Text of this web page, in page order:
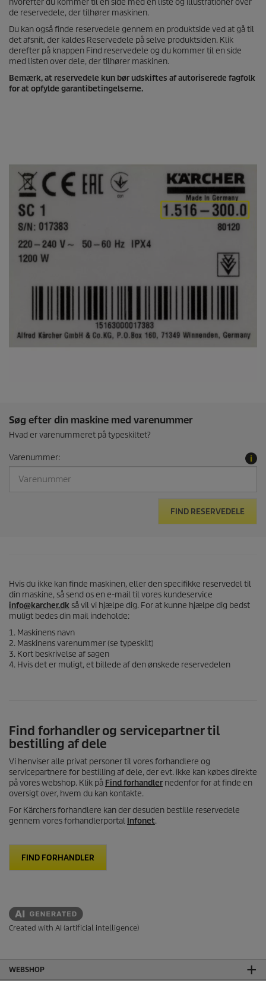
hvorefter du kommer til en side med en liste og illustrationer over
de reservedele, der tilhører maskinen.
Du kan også finde reservedele gennem en produktside ved at gå til
det afsnit, der kaldes Reservedele på selve produktsiden. Klik
derefter på knappen Find reservedele og du kommer til en side
med listen over dele, der tilhører maskinen.
Bemærk, at reservedele kun bør udskiftes af autoriserede fagfolk
for at opfylde garantibetingelserne.
Søg efter din maskine med varenummer
Hvad er varenummeret på typeskiltet?
Varenummer:
FIND RESERVEDELE
Hvis du ikke kan finde maskinen, eller den specifikke reservedel til
din maskine, så send os en e-mail til vores kundeservice
info@karcher.dk så vil vi hjælpe dig. For at kunne hjælpe dig bedst
muligt bedes din mail indeholde:
1. Maskinens navn
2. Maskinens varenummer (se typeskilt)
3. Kort beskrivelse af sagen
4. Hvis det er muligt, et billede af den ønskede reservedelen
Find forhandler og servicepartner til
bestilling af dele
Vi henviser alle privat personer til vores forhandlere og
servicepartnere for bestilling af dele, der evt. ikke kan købes direkte
på vores webshop. Klik på Find forhandler nedenfor for at finde en
oversigt over, hvem du kan kontakte.
For Kärchers forhandlere kan der desuden bestille reservedele
gennem vores forhandlerportal Infonet.
FIND FORHANDLER
Created with AI (artificial intelligence)
WEBSHOP